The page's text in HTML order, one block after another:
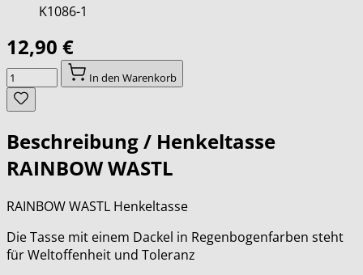
K1086-1
12,90 €
Menge
In den Warenkorb
Beschreibung / Henkeltasse
RAINBOW WASTL
RAINBOW WASTL Henkeltasse
Die Tasse mit einem Dackel in Regenbogenfarben steht
für Weltoffenheit und Toleranz